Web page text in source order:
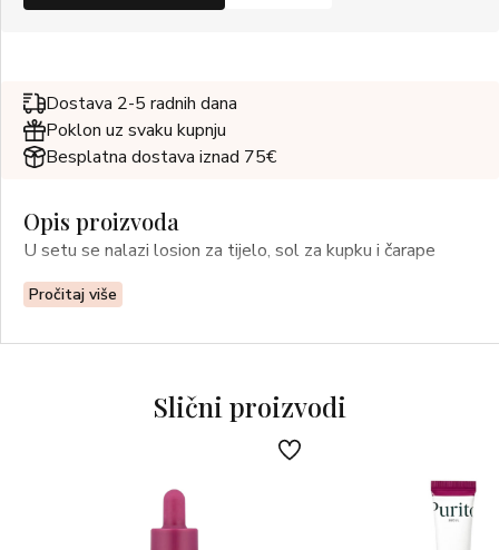
Dostava 2-5 radnih dana
Poklon uz svaku kupnju
Besplatna dostava iznad 75€
Opis proizvoda
U setu se nalazi losion za tijelo, sol za kupku i čarape
Pročitaj više
Slični proizvodi